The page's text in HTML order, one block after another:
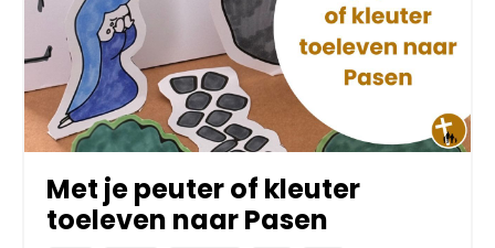
Met je peuter of kleuter
toeleven naar Pasen